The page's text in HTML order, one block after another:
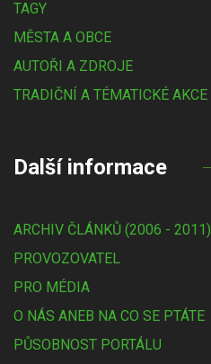
TAGY
MĚSTA A OBCE
AUTOŘI A ZDROJE
TRADIČNÍ A TÉMATICKÉ AKCE
Další informace
ARCHIV ČLÁNKŮ (2006 - 2011)
PROVOZOVATEL
PRO MÉDIA
O NÁS ANEB NA CO SE PTÁTE
PŮSOBNOST PORTÁLU